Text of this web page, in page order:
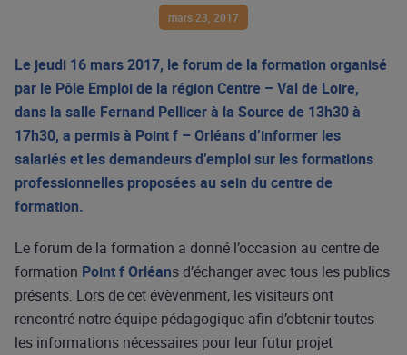
mars 23, 2017
Le jeudi 16 mars 2017, le forum de la formation organisé
par le Pôle Emploi de la région Centre – Val de Loire,
dans la salle Fernand Pellicer à la Source de 13h30 à
17h30, a permis à Point f – Orléans d’informer les
salariés et les demandeurs d’emploi sur les formations
professionnelles proposées au sein du centre de
formation.
Le forum de la formation a donné l’occasion au centre de
formation Point f Orléans d’échanger avec tous les publics
présents. Lors de cet évèvenment, les visiteurs ont
rencontré notre équipe pédagogique afin d’obtenir toutes
les informations nécessaires pour leur futur projet